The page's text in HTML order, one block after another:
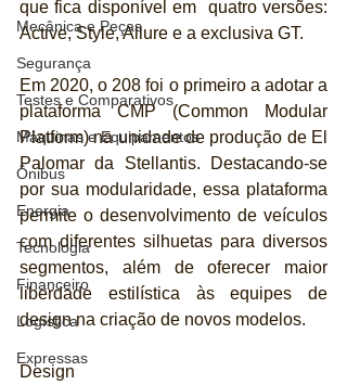
Mecânica e Peças
Segurança
Testes e Comparativos
Máquinas e Equipamentos
Ônibus
Energia
Tecnologia
Financeiro
Logística
Expressas
que fica disponível em  quatro versões:
Active, Style, Allure e a exclusiva GT.
Em 2020, o 208 foi o primeiro a adotar a
plataforma CMP (Common Modular
Platform) na unidade de produção de El
Palomar da Stellantis. Destacando-se
por sua modularidade, essa plataforma
permite o desenvolvimento de veículos
com diferentes silhuetas para diversos
segmentos, além de oferecer maior
liberdade estilística às equipes de
design na criação de novos modelos.
Design